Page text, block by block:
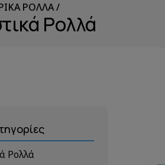
ΡΟΛΛΑ
Ρολλά
Ρολλά